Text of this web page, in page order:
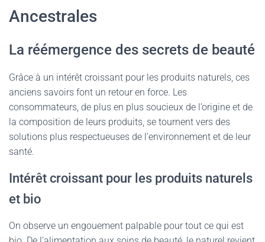
Ancestrales
La réémergence des secrets de beauté
Grâce à un intérêt croissant pour les produits naturels, ces
anciens savoirs font un retour en force. Les
consommateurs, de plus en plus soucieux de l’origine et de
la composition de leurs produits, se tournent vers des
solutions plus respectueuses de l’environnement et de leur
santé.
Intérêt croissant pour les produits naturels
et bio
On observe un engouement palpable pour tout ce qui est